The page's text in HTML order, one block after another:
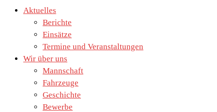
Aktuelles
Berichte
Einsätze
Termine und Veranstaltungen
Wir über uns
Mannschaft
Fahrzeuge
Geschichte
Bewerbe